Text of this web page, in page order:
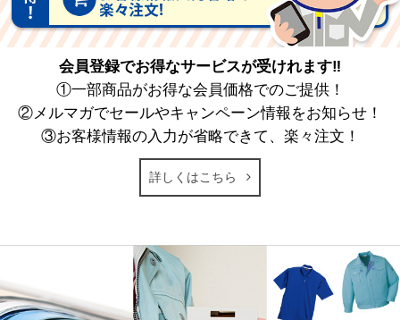
会員登録でお得なサービスが受けれます‼
①一部商品がお得な会員価格でのご提供！
②メルマガでセールやキャンペーン情報をお知らせ！
③お客様情報の入力が省略できて、楽々注文！
詳しくはこちら